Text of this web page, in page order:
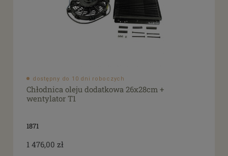
dostępny do 10 dni roboczych
Chłodnica oleju dodatkowa 26x28cm +
wentylator T1
1871
1 476,00 zł